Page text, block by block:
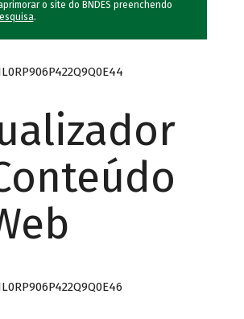
o site do BNDES preenchendo
.